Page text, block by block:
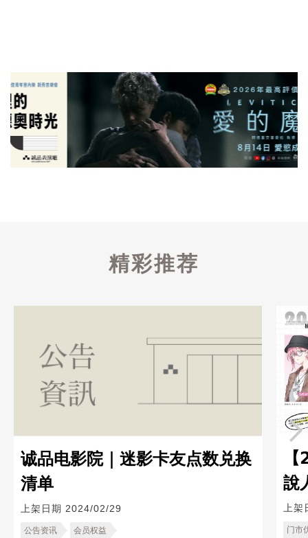
精彩推荐
诚品电影院｜迷影卡友点数兑换
清单
上架日期 2024/02/29
公告资讯 会员权益
說
書
上
门市